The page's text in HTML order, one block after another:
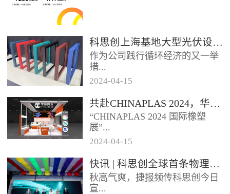
科思创上海基地大型光伏设施投运，聚氨酯创新赋能绿色能源
作为公司践行循环经济的又一举
措...
位于科思创上海一体化基地的大
型分布式光伏发电项目已于日前
正式启用实现全容量并网发电该
项目使...
2024-04-15
共赴CHINAPLAS 2024，华顺兴业邀您一同探索，共塑未来！
“CHINAPLAS 2024 国际橡塑
展”...
，作为亚洲首屈一指的塑料和橡
胶工业展览会，将于2024年4月
23 - 26日...
2024-04-15
快讯 | 科思创全球首条物理回收聚碳酸酯专用生产线在上海投产
秋高气爽，捷报频传科思创今日
宣...